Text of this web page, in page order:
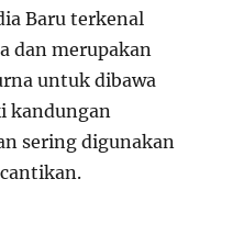
Baru terkenal
dan merupakan
untuk dibawa
kandungan
sering digunakan